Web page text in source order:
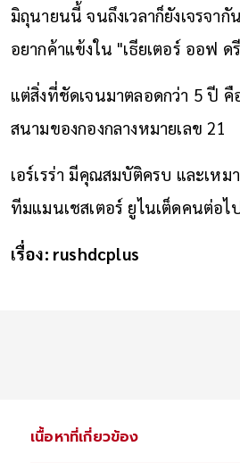
มิถุนายนนี้ จนถึงเวลาก็ยังเจรจากั
อยากค้าแข้งใน "เธียเตอร์ ออฟ
แต่สิ่งที่ชัดเจนมาตลอดกว่า 5 ปี คื
สนามของกองกลางหมายเลข 21
เอร์เรร่า มีคุณสมบัติครบ และเห
ทีมแมนเชสเตอร์ ยูไนเต็ดคนต่อไ
เรื่อง: rushdcplus
เนื้อหาที่เกี่ยวข้อง